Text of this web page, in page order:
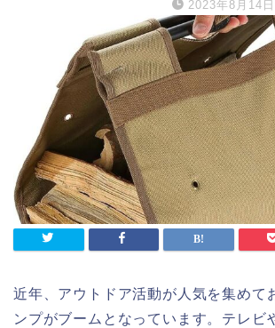
2023年8月14日
近年、アウトドア活動が人気を集めて
ンプがブームとなっています。テレビ